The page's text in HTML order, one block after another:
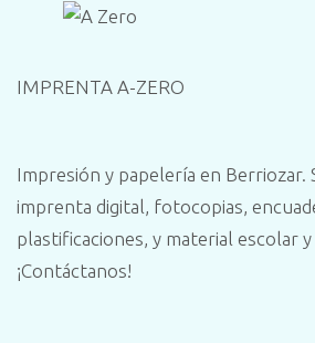
IMPRENTA A-ZERO
Impresión y papelería en Berriozar.
imprenta digital, fotocopias,
plastificaciones, y material escolar y
¡Contáctanos!